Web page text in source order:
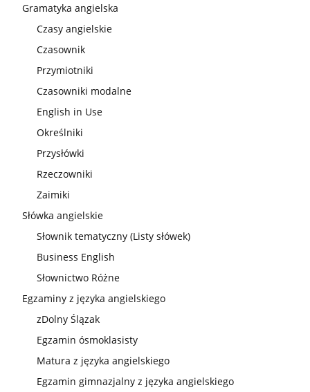
Gramatyka angielska
Czasy angielskie
Czasownik
Przymiotniki
Czasowniki modalne
English in Use
Określniki
Przysłówki
Rzeczowniki
Zaimiki
Słówka angielskie
Słownik tematyczny (Listy słówek)
Business English
Słownictwo Różne
Egzaminy z języka angielskiego
zDolny Ślązak
Egzamin ósmoklasisty
Matura z języka angielskiego
Egzamin gimnazjalny z języka angielskiego